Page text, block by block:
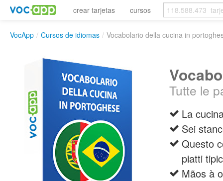
crear tarjetas cursos
VocApp / Cursos de idiomas / Vocabolario della cucina in
Tutte le
La
Sei
Questo
piatti
Mãos à